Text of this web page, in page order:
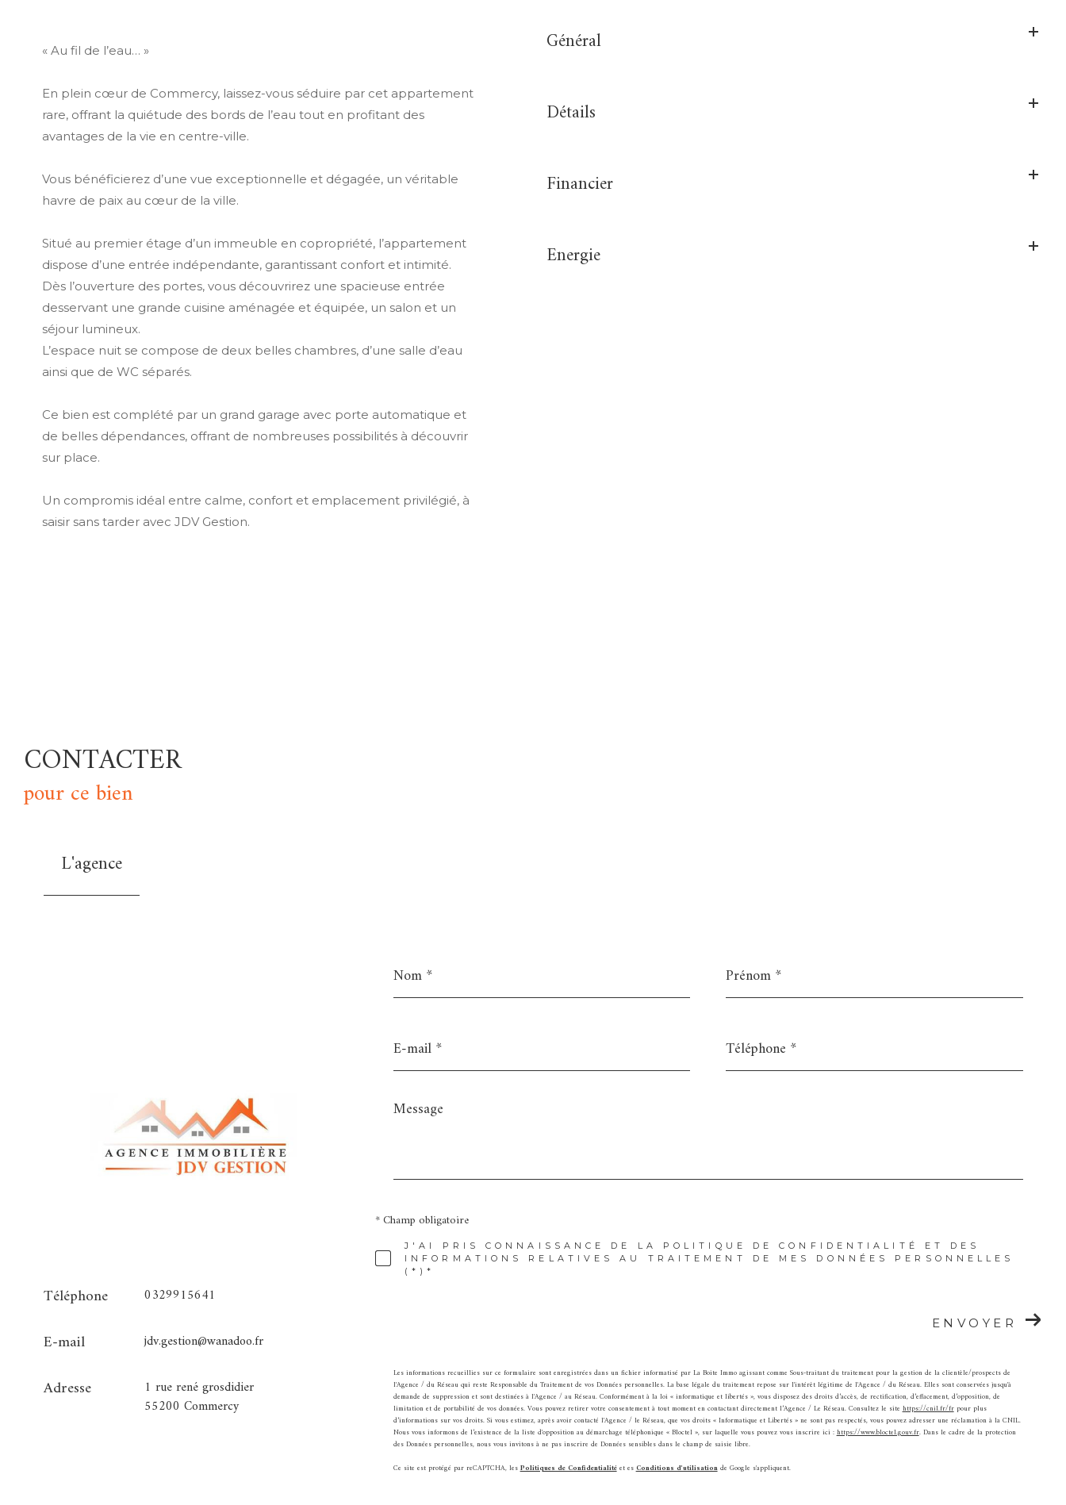
« Au fil de l’eau… »
En plein cœur de Commercy, laissez-vous séduire par cet appartement
rare, offrant la quiétude des bords de l’eau tout en profitant des
avantages de la vie en centre-ville.
Vous bénéficierez d’une vue exceptionnelle et dégagée, un véritable
havre de paix au cœur de la ville.
Situé au premier étage d’un immeuble en copropriété, l’appartement
dispose d’une entrée indépendante, garantissant confort et intimité.
Dès l’ouverture des portes, vous découvrirez une spacieuse entrée
desservant une grande cuisine aménagée et équipée, un salon et un
séjour lumineux.
L’espace nuit se compose de deux belles chambres, d’une salle d’eau
ainsi que de WC séparés.
Ce bien est complété par un grand garage avec porte automatique et
de belles dépendances, offrant de nombreuses possibilités à découvrir
sur place.
Un compromis idéal entre calme, confort et emplacement privilégié, à
saisir sans tarder avec JDV Gestion.
Général
Détails
Financier
Energie
CONTACTER
pour ce bien
L'agence
Téléphone 0329915641
E-mail jdv.gestion@wanadoo.fr
Adresse
1 rue rené grosdidier
55200 Commercy
* *
mail
*
*
Message
*
J'AI PRIS CONNAISSANCE DE LA POLITIQUE DE CONFIDENTIALITÉ ET DES
INFORMATIONS RELATIVES AU TRAITEMENT DE MES DONNÉES PERSONNELLES
(*)*
* Champ obligatoire
ENVOYER
Les informations recueillies sur ce formulaire sont enregistrées dans un fichier informatisé par La Boite Immo agissant comme Sous-traitant du traitement pour la gestion de la clientèle/prospects de
l'Agence / du Réseau qui reste Responsable du Traitement de vos Données personnelles. La base légale du traitement repose sur l'intérêt légitime de l'Agence / du Réseau. Elles sont conservées jusqu'à
demande de suppression et sont destinées à l'Agence / au Réseau. Conformément à la loi « informatique et libertés », vous disposez des droits d’accès, de rectification, d’effacement, d’opposition, de
limitation et de portabilité de vos données. Vous pouvez retirer votre consentement à tout moment en contactant directement l’Agence / Le Réseau. Consultez le sitehttps://cnil.fr/frpour plus
d’informations sur vos droits. Si vous estimez, après avoir contacté l'Agence / le Réseau, que vos droits « Informatique et Libertés » ne sont pas respectés, vous pouvez adresser une réclamation à la CNIL.
Nous vous informons de l’existence de la liste d'opposition au démarchage téléphonique « Bloctel », sur laquelle vous pouvez vous inscrire ici :https://www.bloctel.gouv.fr. Dans le cadre de la protection
des Données personnelles, nous vous invitons à ne pas inscrire de Données sensibles dans le champ de saisie libre.
Ce site est protégé par reCAPTCHA, lesPolitiques de Confidentialitéet esConditions d'utilisationde Google s'appliquent.